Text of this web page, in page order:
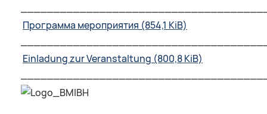
Программа мероприятия (854,1 KiB)
Einladung zur Veranstaltung (800,8 KiB)